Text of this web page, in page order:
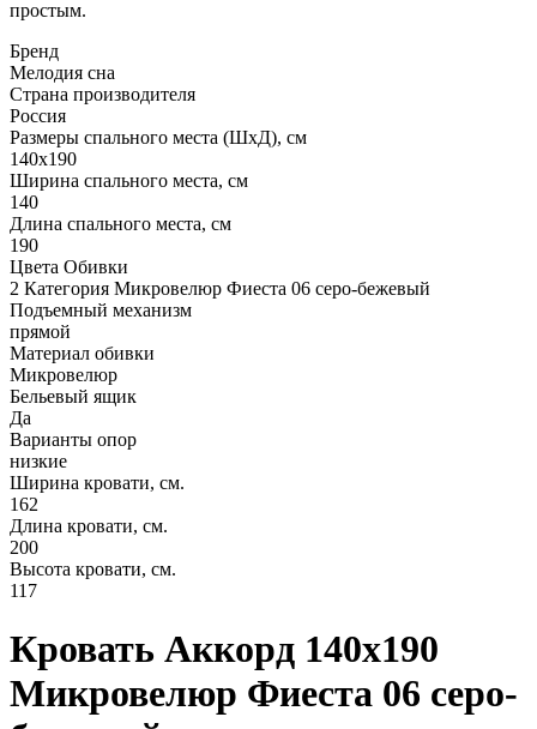
простым.
Бренд
Мелодия сна
Страна производителя
Россия
Размеры спального места (ШхД), см
140х190
Ширина спального места, см
140
Длина спального места, см
190
Цвета Обивки
2 Категория Микровелюр Фиеста 06 серо-бежевый
Подъемный механизм
прямой
Материал обивки
Микровелюр
Бельевый ящик
Да
Варианты опор
низкие
Ширина кровати, см.
162
Длина кровати, см.
200
Высота кровати, см.
117
Кровать Аккорд 140х190
Микровелюр Фиеста 06 серо-